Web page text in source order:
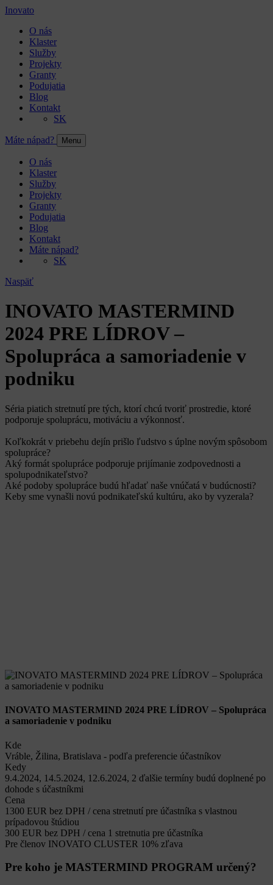
Inovato
O nás
Klaster
Služby
Projekty
Granty
Podujatia
Blog
Kontakt
SK
Máte nápad? Menu
O nás
Klaster
Služby
Projekty
Granty
Podujatia
Blog
Kontakt
Máte nápad?
SK
Naspäť
INOVATO MASTERMIND
2024 PRE LÍDROV –
Spolupráca a samoriadenie v
podniku
Séria piatich stretnutí pre tých, ktorí chcú tvoriť prostredie, ktoré
podporuje spoluprácu, motiváciu a výkonnosť.
Koľkokrát v priebehu dejín prišlo ľudstvo s úplne novým spôsobom
spolupráce?
Aký formát spolupráce podporuje prijímanie zodpovednosti a
spolupodnikateľstvo?
Aké podoby spolupráce budú hľadať naše vnúčatá v budúcnosti?
Keby sme vynašli novú podnikateľskú kultúru, ako by vyzerala?
INOVATO MASTERMIND 2024 PRE LÍDROV – Spolupráca
a samoriadenie v podniku
Kde
Vráble, Žilina, Bratislava - podľa preferencie účastníkov
Kedy
9.4.2024, 14.5.2024, 12.6.2024, 2 ďalšie termíny budú doplnené po
dohode s účastníkmi
Cena
1300 EUR bez DPH / cena stretnutí pre účastníka s vlastnou
prípadovou štúdiou
300 EUR bez DPH / cena 1 stretnutia pre účastníka
Pre členov INOVATO CLUSTER 10% zľava
Pre koho je MASTERMIND PROGRAM určený?